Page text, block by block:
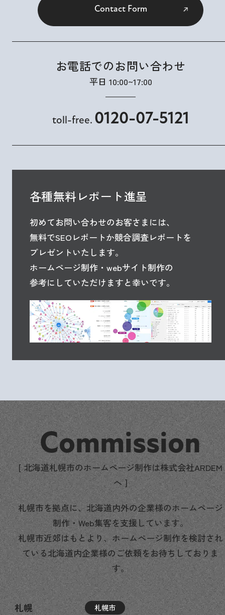
Contact Form
お電話でのお問い合わせ
平日 10:00~17:00
toll-free. 0120-07-5121
各種無料レポート進呈
初めてお問い合わせのお客さまには、
無料でSEOレポートか競合調査レポートを
プレゼントいたします。
ホームページ制作・webサイト制作の
参考にしていただけますと幸いです。
Commission
[ 北海道札幌市のホームページ制作は株式会社ARDEM
へ ]
札幌市を拠点に、北海道内外の企業様のホームページ
制作・Web集客を支援しています。
札幌市近郊はもとより、ホームページ制作を検討され
ている北海道内企業様のご依頼をお待ちしておりま
す。
札幌 札幌市